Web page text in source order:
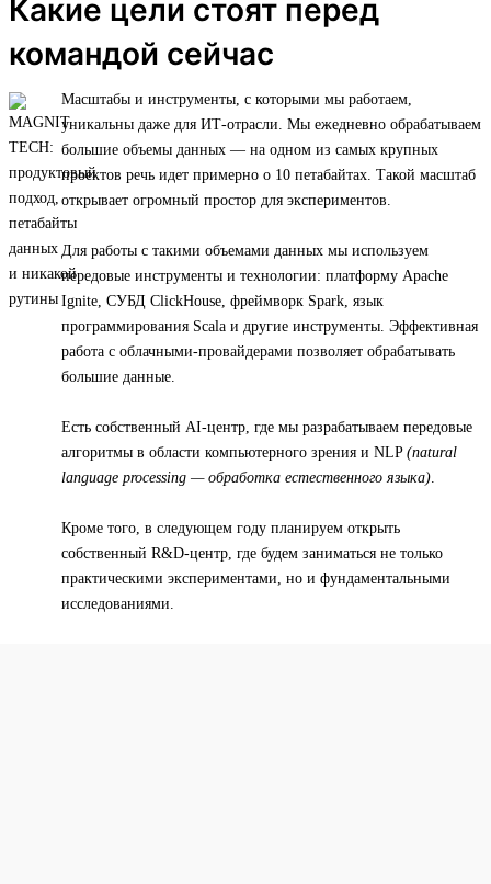
Какие цели стоят перед
командой сейчас
Масштабы и инструменты, с которыми мы работаем,
уникальны даже для ИТ-отрасли. Мы ежедневно обрабатываем
большие объемы данных — на одном из самых крупных
проектов речь идет примерно о 10 петабайтах. Такой масштаб
открывает огромный простор для экспериментов.
Для работы с такими объемами данных мы используем
передовые инструменты и технологии: платформу Apache
Ignite, СУБД ClickHouse, фреймворк Spark, язык
программирования Scala и другие инструменты. Эффективная
работа с облачными-провайдерами позволяет обрабатывать
большие данные.
Есть собственный AI-центр, где мы разрабатываем передовые
алгоритмы в области компьютерного зрения и NLP (natural
language processing — обработка естественного языка).
Кроме того, в следующем году планируем открыть
собственный R&D-центр, где будем заниматься не только
практическими экспериментами, но и фундаментальными
исследованиями.